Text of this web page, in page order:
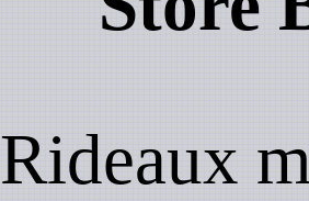
Rideaux